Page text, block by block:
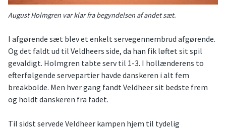
August Holmgren var klar fra begyndelsen af andet sæt.
I afgørende sæt blev et enkelt servegennembrud afgørende.
Og det faldt ud til Veldheers side, da han fik løftet sit spil
gevaldigt. Holmgren tabte serv til 1-3. I hollænderens to
efterfølgende servepartier havde danskeren i alt fem
breakbolde. Men hver gang fandt Veldheer sit bedste frem
og holdt danskeren fra fadet.
Til sidst servede Veldheer kampen hjem til tydelig